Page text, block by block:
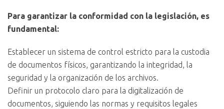
Para garantizar la conformidad con la legislación, es
fundamental:
Establecer un sistema de control estricto para la custodia
de documentos físicos, garantizando la integridad, la
seguridad y la organización de los archivos.
Definir un protocolo claro para la digitalización de
documentos, siguiendo las normas y requisitos legales